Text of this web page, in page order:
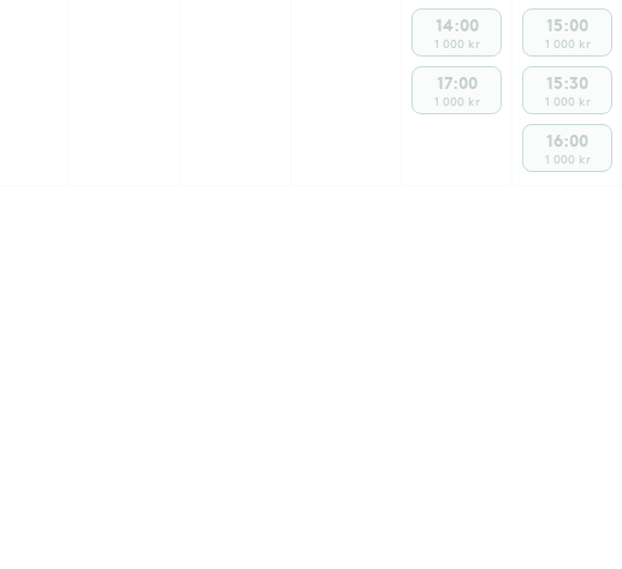
14:00
1 000 kr
17:00
1 000 kr
15:00
1 000 kr
15:30
1 000 kr
16:00
1 000 kr